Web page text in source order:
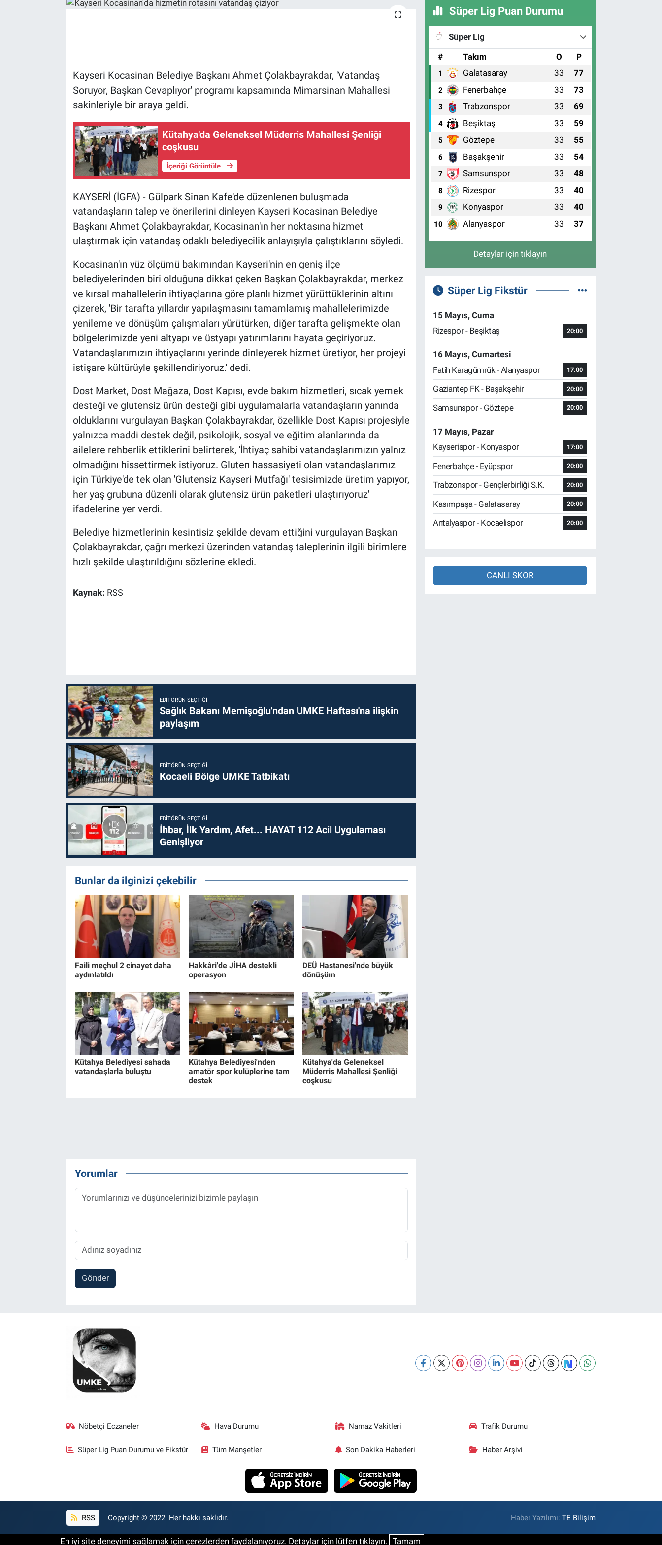
Kayseri Kocasinan Belediye Başkanı Ahmet Çolakbayrakdar, 'Vatandaş
Soruyor, Başkan Cevaplıyor' programı kapsamında Mimarsinan Mahallesi
sakinleriyle bir araya geldi.
Kütahya'da Geleneksel Müderris Mahallesi Şenliği
coşkusu
İçeriği Görüntüle
KAYSERİ (İGFA) - Gülpark Sinan Kafe'de düzenlenen buluşmada
vatandaşların talep ve önerilerini dinleyen Kayseri Kocasinan Belediye
Başkanı Ahmet Çolakbayrakdar, Kocasinan'ın her noktasına hizmet
ulaştırmak için vatandaş odaklı belediyecilik anlayışıyla çalıştıklarını söyledi.
Kocasinan'ın yüz ölçümü bakımından Kayseri'nin en geniş ilçe
belediyelerinden biri olduğuna dikkat çeken Başkan Çolakbayrakdar, merkez
ve kırsal mahallelerin ihtiyaçlarına göre planlı hizmet yürüttüklerinin altını
çizerek, 'Bir tarafta yıllardır yapılaşmasını tamamlamış mahallelerimizde
yenileme ve dönüşüm çalışmaları yürütürken, diğer tarafta gelişmekte olan
bölgelerimizde yeni altyapı ve üstyapı yatırımlarını hayata geçiriyoruz.
Vatandaşlarımızın ihtiyaçlarını yerinde dinleyerek hizmet üretiyor, her projeyi
istişare kültürüyle şekillendiriyoruz.' dedi.
Dost Market, Dost Mağaza, Dost Kapısı, evde bakım hizmetleri, sıcak yemek
desteği ve glutensiz ürün desteği gibi uygulamalarla vatandaşların yanında
olduklarını vurgulayan Başkan Çolakbayrakdar, özellikle Dost Kapısı projesiyle
yalnızca maddi destek değil, psikolojik, sosyal ve eğitim alanlarında da
ailelere rehberlik ettiklerini belirterek, 'İhtiyaç sahibi vatandaşlarımızın yalnız
olmadığını hissettirmek istiyoruz. Gluten hassasiyeti olan vatandaşlarımız
için Türkiye'de tek olan 'Glutensiz Kayseri Mutfağı' tesisimizde üretim yapıyor,
her yaş grubuna düzenli olarak glutensiz ürün paketleri ulaştırıyoruz'
ifadelerine yer verdi.
Belediye hizmetlerinin kesintisiz şekilde devam ettiğini vurgulayan Başkan
Çolakbayrakdar, çağrı merkezi üzerinden vatandaş taleplerinin ilgili birimlere
hızlı şekilde ulaştırıldığını sözlerine ekledi.
Kaynak: RSS
EDITÖRÜN SEÇTIĞI
Sağlık Bakanı Memişoğlu'ndan UMKE Haftası'na ilişkin
paylaşım
EDITÖRÜN SEÇTIĞI
Kocaeli Bölge UMKE Tatbikatı
EDITÖRÜN SEÇTIĞI
İhbar, İlk Yardım, Afet... HAYAT 112 Acil Uygulaması
Genişliyor
Bunlar da ilginizi çekebilir
Faili meçhul 2 cinayet daha
aydınlatıldı
Hakkâri'de JİHA destekli
operasyon
DEÜ Hastanesi'nde büyük
dönüşüm
Kütahya Belediyesi sahada
vatandaşlarla buluştu
Kütahya Belediyesi'nden
amatör spor kulüplerine tam
destek
Kütahya'da Geleneksel
Müderris Mahallesi Şenliği
coşkusu
Yorumlar
Gönder
Süper Lig Puan Durumu
Süper Lig
#
Takım O P
1 Galatasaray 33 77
2 Fenerbahçe 33 73
3 Trabzonspor 33 69
4 Beşiktaş 33 59
5 Göztepe 33 55
6 Başakşehir 33 54
7 Samsunspor 33 48
8 Rizespor 33 40
9 Konyaspor 33 40
10 Alanyaspor 33 37
Detaylar için tıklayın
Süper Lig Fikstür
15 Mayıs, Cuma
Rizespor - Beşiktaş
20:00
16 Mayıs, Cumartesi
Fatih Karagümrük - Alanyaspor
17:00
Gaziantep FK - Başakşehir 20:00
Samsunspor - Göztepe 20:00
17 Mayıs, Pazar
Kayserispor - Konyaspor
17:00
Fenerbahçe - Eyüpspor 20:00
Trabzonspor - Gençlerbirliği S.K. 20:00
Kasımpaşa - Galatasaray 20:00
Antalyaspor - Kocaelispor 20:00
CANLI SKOR
Nöbetçi Eczaneler Hava Durumu Namaz Vakitleri Trafik Durumu
Süper Lig Puan Durumu ve Fikstür Tüm Manşetler Son Dakika Haberleri Haber Arşivi
RSS Copyright © 2022. Her hakkı saklıdır. Haber Yazılımı:TE Bilişim
En iyi site deneyimi sağlamak için çerezlerden faydalanıyoruz. Detaylar için lütfen tıklayın. Tamam